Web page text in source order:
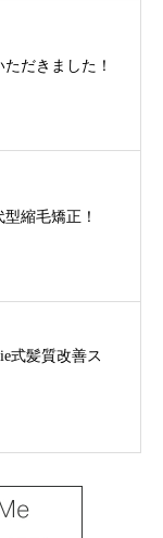
だきました！
縮毛矯正！
式髪質改善ス